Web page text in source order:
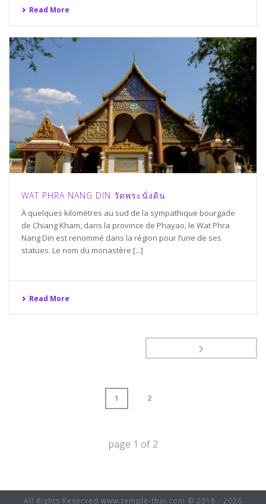
Read More
WAT PHRA NANG DIN วัดพระนั่งดิน
À quelques kilomètres au sud de la sympathique bourgade
de Chiang Kham, dans la province de Phayao, le Wat Phra
Nang Din est renommé dans la région pour l’une de ses
statues. Le nom du monastère [...]
Read More
1 2
page 1 of 2
All Rights Reserved www.temple-thai.com © 2018 - 2026